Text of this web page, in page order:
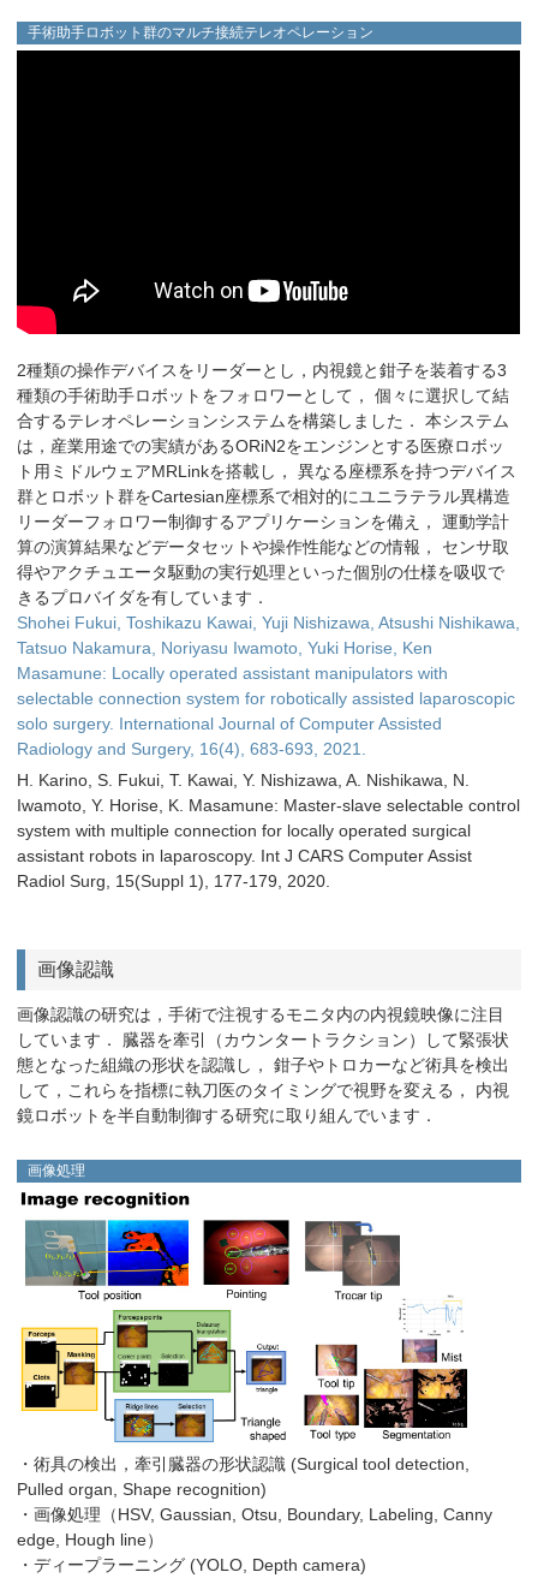
手術助手ロボット群のマルチ接続テレオペレーション
2種類の操作デバイスをリーダーとし，内視鏡と鉗子を装着する3
種類の手術助手ロボットをフォロワーとして， 個々に選択して結
合するテレオペレーションシステムを構築しました． 本システム
は，産業用途での実績があるORiN2をエンジンとする医療ロボッ
ト用ミドルウェアMRLinkを搭載し， 異なる座標系を持つデバイス
群とロボット群をCartesian座標系で相対的にユニラテラル異構造
リーダーフォロワー制御するアプリケーションを備え， 運動学計
算の演算結果などデータセットや操作性能などの情報， センサ取
得やアクチュエータ駆動の実行処理といった個別の仕様を吸収で
きるプロバイダを有しています．
Shohei Fukui, Toshikazu Kawai, Yuji Nishizawa, Atsushi Nishikawa,
Tatsuo Nakamura, Noriyasu Iwamoto, Yuki Horise, Ken
Masamune: Locally operated assistant manipulators with
selectable connection system for robotically assisted laparoscopic
solo surgery. International Journal of Computer Assisted
Radiology and Surgery, 16(4), 683-693, 2021.
H. Karino, S. Fukui, T. Kawai, Y. Nishizawa, A. Nishikawa, N.
Iwamoto, Y. Horise, K. Masamune: Master-slave selectable control
system with multiple connection for locally operated surgical
assistant robots in laparoscopy. Int J CARS Computer Assist
Radiol Surg, 15(Suppl 1), 177-179, 2020.
画像認識
画像認識の研究は，手術で注視するモニタ内の内視鏡映像に注目
しています． 臓器を牽引（カウンタートラクション）して緊張状
態となった組織の形状を認識し， 鉗子やトロカーなど術具を検出
して，これらを指標に執刀医のタイミングで視野を変える， 内視
鏡ロボットを半自動制御する研究に取り組んでいます．
画像処理
・術具の検出，牽引臓器の形状認識 (Surgical tool detection,
Pulled organ, Shape recognition)
・画像処理（HSV, Gaussian, Otsu, Boundary, Labeling, Canny
edge, Hough line）
・ディープラーニング (YOLO, Depth camera)